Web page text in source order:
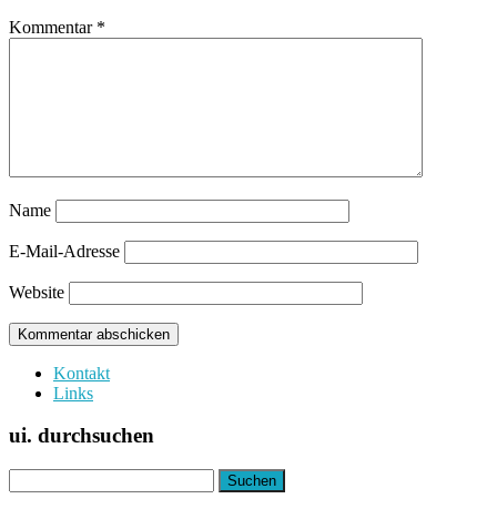
Kommentar *
Name
E-Mail-Adresse
Website
Kontakt
Links
ui. durchsuchen
nach: